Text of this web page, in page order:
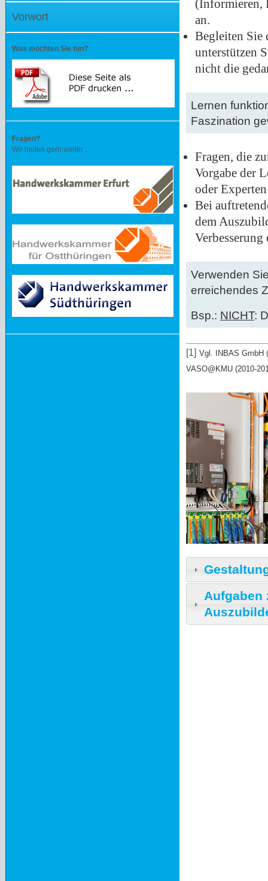
Vorwort
Was möchten Sie tun?
Fragen?
Wir helfen gern weiter ...
(Informieren,
an.
Begleiten Sie
unterstützen
nicht die
Lernen
Faszination
Fragen, die
Vorgabe der
oder
Bei
dem
Verwenden
erreichendes
Bsp.: NICHT:
[1] Vgl. INBAS GmbH
VASO@KMU (2010-
Aufgaben